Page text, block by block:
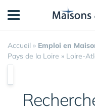
Accueil » Emploi en
Pays de la Loire » Loire-
Panneau de gestion des